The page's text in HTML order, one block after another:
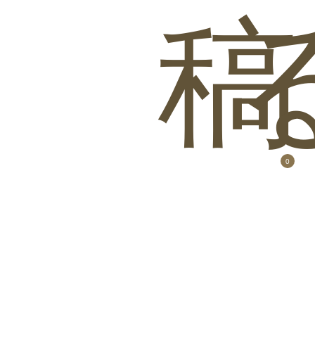
稿
0
ベッドフレームの
ベッドフレームの
み ダブル
ゾーンコイルマッ
トレス付 シングル